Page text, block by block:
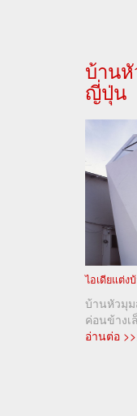
บ้าน
ญี่ปุ่น
ไอเดียแต่ง
บ้านหัวมุ
ค่อนข้างเ
อ่านต่อ